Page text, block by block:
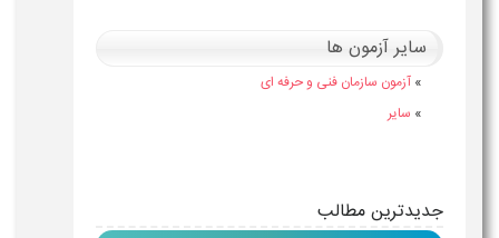
سایر آزمون ها
» آزمون سازمان فنی و حرفه ای
» سایر
جدیدترین مطالب